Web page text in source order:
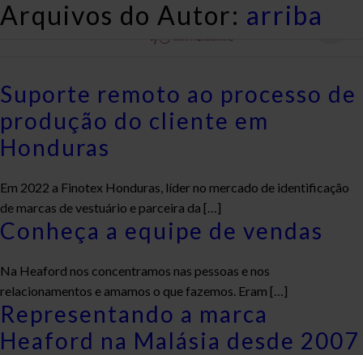
Arquivos do Autor: arriba
Suporte remoto ao processo de
produção do cliente em
Honduras
Em 2022 a Finotex Honduras, líder no mercado de identificação
de marcas de vestuário e parceira da […]
Conheça a equipe de vendas
Na Heaford nos concentramos nas pessoas e nos
relacionamentos e amamos o que fazemos. Eram […]
Representando a marca
Heaford na Malásia desde 2007